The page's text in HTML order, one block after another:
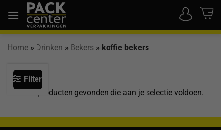
naar
inhoud
Home » Drinken » Bekers » koffie bekers
Filter
Geen producten gevonden die aan je selectie voldoen.